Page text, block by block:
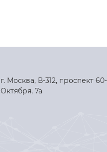
г. Москва, В-312, проспект
Октября, 7а